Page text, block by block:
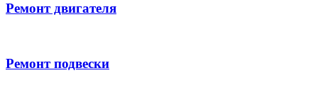
Ремонт двигателя
Ремонт подвески